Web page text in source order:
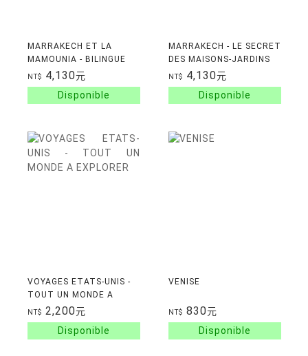
MARRAKECH ET LA
MAMOUNIA - BILINGUE
FRANCAIS/ANGLAIS
NT$ 4,130元
MARRAKECH - LE SECRET
DES MAISONS-JARDINS
NT$ 4,130元
VOYAGES ETATS-UNIS -
TOUT UN MONDE A
EXPLORER
NT$ 2,200元
VENISE
NT$ 830元